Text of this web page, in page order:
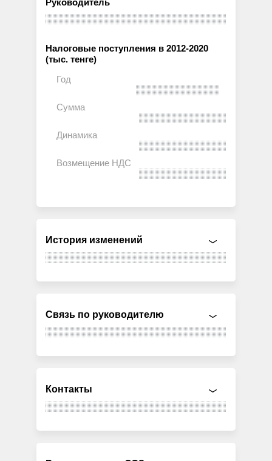
Руководитель
Налоговые поступления в 2012-2020
(тыс. тенге)
История изменений
Связь по руководителю
Контакты